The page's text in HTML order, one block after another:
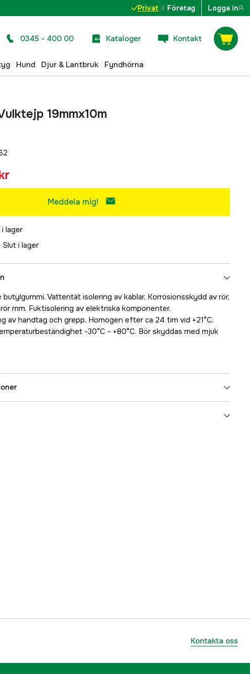
Privat Företag Logga in
0345 - 400 00 Kataloger Kontakt
Hund Djur & Lantbruk Fyndhörna
19mmx10m
Meddela mig!
i lager
Slut i lager
butylgummi. Vattentät isolering av kablar, Korrosionsskydd av rör,
mm. Fuktisolering av elektriska komponenter.
av handtag och grepp. Homogen efter ca 24 tim vid +21°C.
-30°C - +80°C. Bör skyddas med mjuk
Kontakta oss